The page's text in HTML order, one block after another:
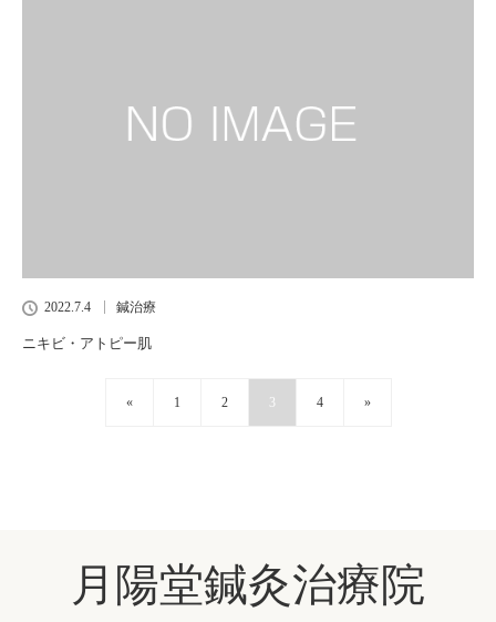
2022.7.4 鍼治療
ニキビ・アトピー肌
« 1 2 3 4 »
月陽堂鍼灸治療院